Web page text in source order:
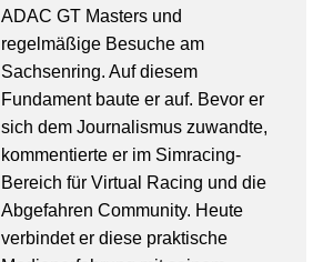
ADAC GT Masters und
regelmäßige Besuche am
Sachsenring. Auf diesem
Fundament baute er auf. Bevor er
sich dem Journalismus zuwandte,
kommentierte er im Simracing-
Bereich für Virtual Racing und die
Abgefahren Community. Heute
verbindet er diese praktische